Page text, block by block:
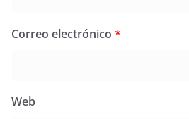
Correo electrónico *
Web